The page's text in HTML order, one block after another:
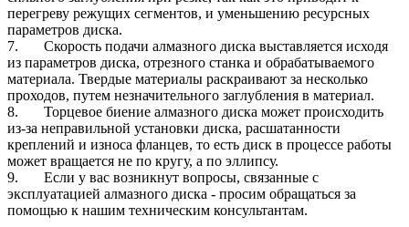
перегреву режущих сегментов, и уменьшению ресурсных
параметров диска.
7. Скорость подачи алмазного диска выставляется исходя
из параметров диска, отрезного станка и обрабатываемого
материала. Твердые материалы раскраивают за несколько
проходов, путем незначительного заглубления в материал.
8. Торцевое биение алмазного диска может происходить
из-за неправильной установки диска, расшатанности
креплений и износа фланцев, то есть диск в процессе работы
может вращается не по кругу, а по эллипсу.
9. Если у вас возникнут вопросы, связанные с
эксплуатацией алмазного диска - просим обращаться за
помощью к нашим техническим консультантам.